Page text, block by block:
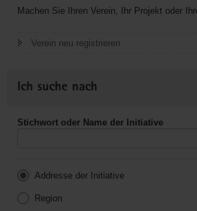
Machen Sie Ihren Verein, Ihr Projekt oder
Verein neu registrieren
Ich suche nach
Stichwort oder Name der Initiative
Addresse der Initiative
Region